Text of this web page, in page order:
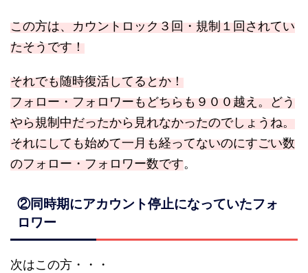
この方は、カウントロック３回・規制１回されてい
たそうです！
それでも随時復活してるとか！
フォロー・フォロワーもどちらも９００越え。どう
やら規制中だったから見れなかったのでしょうね。
それにしても始めて一月も経ってないのにすごい数
のフォロー・フォロワー数です。
②同時期にアカウント停止になっていたフォ
ロワー
次はこの方・・・